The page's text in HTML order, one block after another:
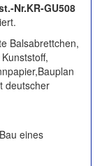
Nr.KR-GU508
Balsabrettchen,
deutscher
eines